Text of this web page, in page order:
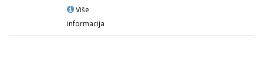
Više
informacija